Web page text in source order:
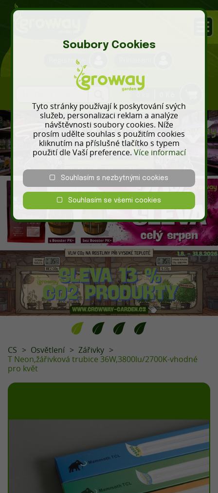
Soubory Cookies
Tyto stránky používají k poskytování svých
služeb, personalizaci reklam a analýze
návštěvnosti soubory cookies. Níže
prosím udělte souhlas s použitím cookies
kliknutím na příslušné tlačítko s typem
použití dle Vaší preference. Více informací
Souhlasím s nezbytnými cookies
Souhlasím se všemi cookies
Registrace
CS Osvětlení
Zářivky
T Neon,žářivková trubice 36W,3800lu/2700K-vhodné
pro květ